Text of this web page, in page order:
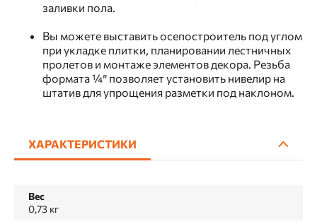
заливки пола.
Вы можете выставить осепостроитель под углом
при укладке плитки, планировании лестничных
пролетов и монтаже элементов декора. Резьба
формата ¼″ позволяет установить нивелир на
штатив для упрощения разметки под наклоном.
ХАРАКТЕРИСТИКИ
Вес
0,73 кг